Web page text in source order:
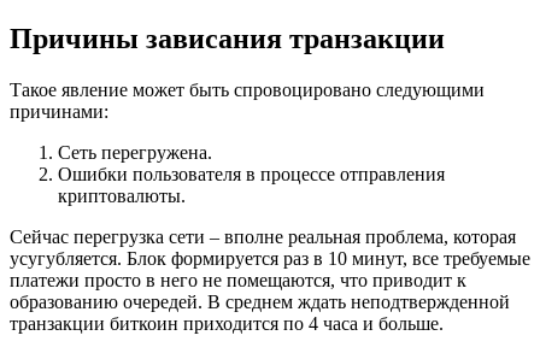
Причины зависания транзакции
Такое явление может быть спровоцировано следующими
причинами:
Сеть перегружена.
Ошибки пользователя в процессе отправления
криптовалюты.
Сейчас перегрузка сети – вполне реальная проблема, которая
усугубляется. Блок формируется раз в 10 минут, все требуемые
платежи просто в него не помещаются, что приводит к
образованию очередей. В среднем ждать неподтвержденной
транзакции биткоин приходится по 4 часа и больше.